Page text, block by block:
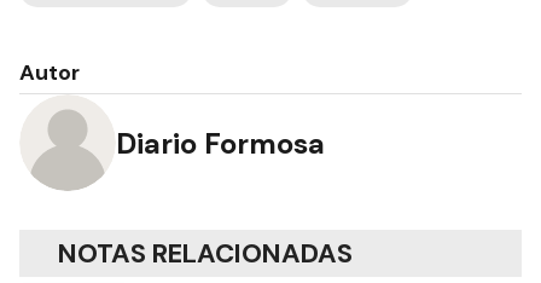
Autor
Diario Formosa
NOTAS RELACIONADAS